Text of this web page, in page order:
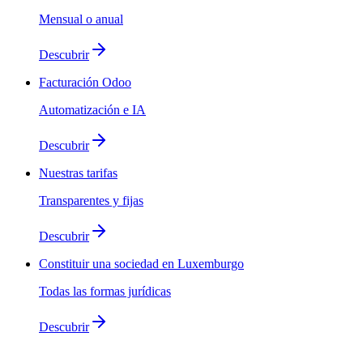
Mensual o anual
Descubrir
Facturación Odoo
Automatización e IA
Descubrir
Nuestras tarifas
Transparentes y fijas
Descubrir
Constituir una sociedad en Luxemburgo
Todas las formas jurídicas
Descubrir